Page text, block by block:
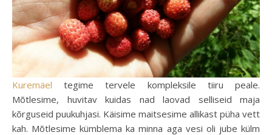
Kuremäel tegime tervele kompleksile tiiru peale.
Mõtlesime, huvitav kuidas nad laovad selliseid maja
kõrguseid puukuhjasi. Käisime maitsesime allikast püha vett
kah. Mõtlesime kümblema ka minna aga vesi oli jube külm